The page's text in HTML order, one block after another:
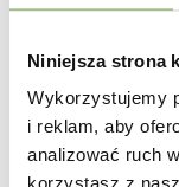
Niniejsza strona
Wykorzystujemy
i reklam, aby
analizować ruch
korzystasz z